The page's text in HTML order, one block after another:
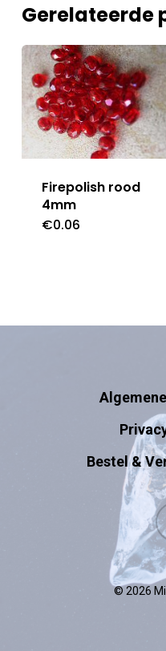
Gerelateerde
Firepolish rood
4mm
€0.06
Bestel &
© 2026